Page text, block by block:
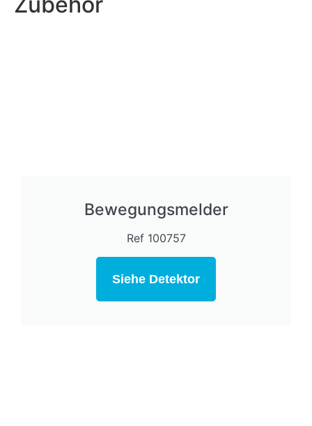
Bewegungsmelder
Ref 100757
Siehe Detektor